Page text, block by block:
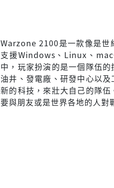
Warzone 2100是一款像是世
支援Windows、Linux、
中，玩家扮演的是一個隊伍
油井、發電廠、研發中心以
新的科技，來壯大自己的隊
要與朋友或是世界各地的人對